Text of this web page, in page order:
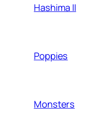
Hashima II
Poppies
Monsters